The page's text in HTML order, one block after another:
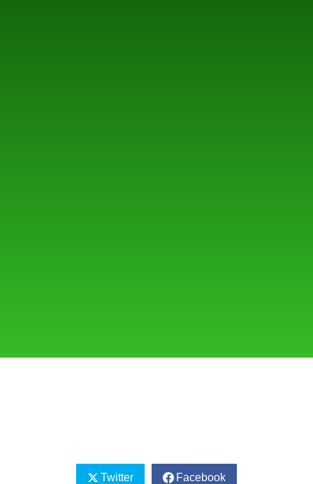
Twitter Facebook